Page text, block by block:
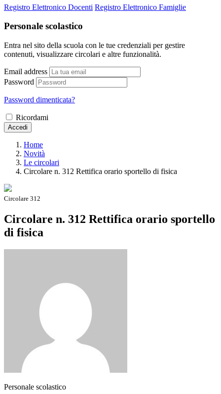
Registro Elettronico Docenti Registro Elettronico Famiglie
Personale scolastico
Entra nel sito della scuola con le tue credenziali per gestire
contenuti, visualizzare circolari e altre funzionalità.
Email address
Password
Password dimenticata?
Ricordami
Accedi
Home
Novità
Le circolari
Circolare n. 312 Rettifica orario sportello di fisica
Circolare 312
Circolare n. 312 Rettifica orario sportello
di fisica
Personale scolastico